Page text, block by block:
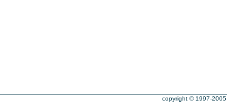
copyright © 1997-2005